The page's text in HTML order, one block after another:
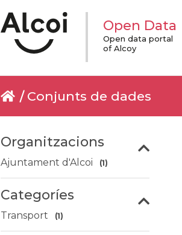
Open Data
Open data portal
of Alcoy
Conjunts de dades
Organitzacions
Ajuntament d'Alcoi (1)
Categoríes
Transport (1)